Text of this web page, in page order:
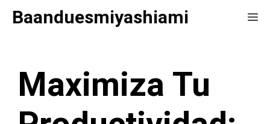
SaltarBaanduesmiyashiami
Maximiza Tu